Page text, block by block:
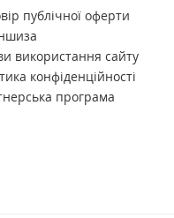
публічної оферти
використання сайту
конфіденційності
програма